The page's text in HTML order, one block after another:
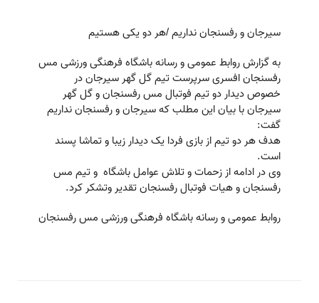
سیرجان و رفسنجان نداریم /هر دو یکی هستیم
به گزارش روابط عمومی و رسانه باشگاه فرهنگی ورزشی مس
رفسنجان افسری سرپرست تیم گل گهر سیرجان در
خصوص دیدار دو تیم فوتبال مس رفسنجان و گل گهر
سیرجان با بیان این مطلب که سیرجان و رفسنجان نداریم
گفت:
هدف هر دو تیم از بازی فردا یک دیدار زیبا و تماشا پسند
است.
وی در ادامه از زحمات و تلاش عوامل باشگاه و تیم مس
رفسنجان و هیات فوتبال رفسنجان تقدیر وتشکر کرد.
روابط عمومی و رسانه باشگاه فرهنگی ورزشی مس رفسنجان